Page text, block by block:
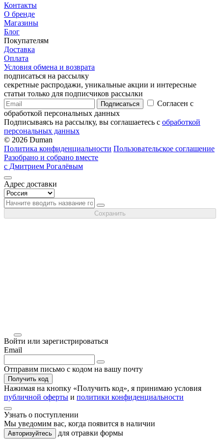
Контакты
О бренде
Магазины
Блог
Покупателям
Доставка
Оплата
Условия обмена и возврата
подписаться на рассылку
секретные распродажи, уникальные акции и интересные
статьи только для подписчиков рассылки
Подписаться
Согласен с
обработкой персональных данных
Подписываясь на рассылку, вы соглашаетесь с обработкой
персональных данных
© 2026 Duman
Политика конфиденциальности Пользовательское соглашение
Разобрано и собрано вместе
с Дмитрием Рогалёвым
Адрес доставки
Сохранить
Войти или зарегистрироваться
Email
Отправим письмо с кодом на вашу почту
Получить код
Нажимая на кнопку «Получить код», я принимаю условия
публичной оферты и политики конфиденциальности
Узнать о поступлении
Мы уведомим вас, когда появится в наличии
Авторизуйтесь
для отравки формы